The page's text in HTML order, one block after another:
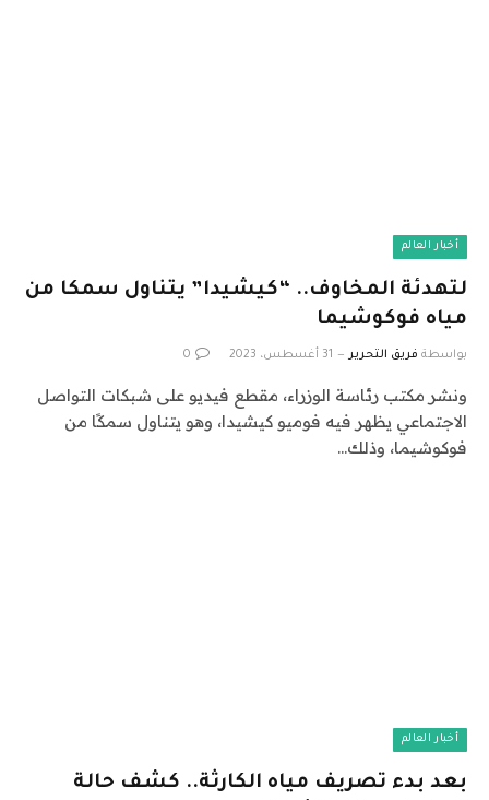
أخبار العالم
لتهدئة المخاوف.. “كيشيدا” يتناول سمكا من
مياه فوكوشيما
بواسطة فريق التحرير 31 أغسطس، 2023 0
ونشر مكتب رئاسة الوزراء، مقطع فيديو على شبكات التواصل
الاجتماعي يظهر فيه فوميو كيشيدا، وهو يتناول سمكًا من
فوكوشيما، وذلك…
أخبار العالم
بعد بدء تصريف مياه الكارثة.. كشف حالة